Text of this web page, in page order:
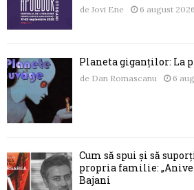
de Jovi Ene 6 august 2026
Planeta giganților: La
de Dan Romascanu 6
Cum să spui și să
propria familie:
Bajani